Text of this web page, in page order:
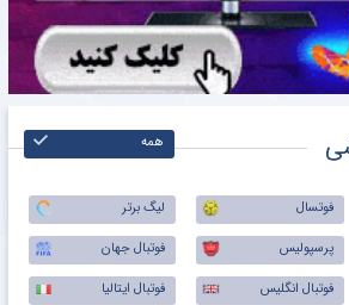
همه
فوتسال
لیگ برتر
پرسپولیس
فوتبال جهان
فوتبال انگلیس
فوتبال ایتالیا